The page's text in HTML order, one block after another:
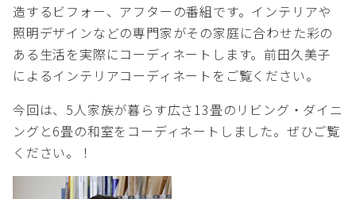
造するビフォー、アフターの番組です。インテリアや
照明デザインなどの専門家がその家庭に合わせた彩の
ある生活を実際にコーディネートします。前田久美子
によるインテリアコーディネートをご覧ください。
今回は、5人家族が暮らす広さ13畳のリビング・ダイニ
ングと6畳の和室をコーディネートしました。ぜひご覧
ください。！